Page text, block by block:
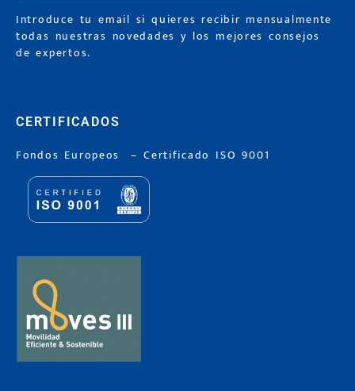
Introduce tu email si quieres recibir mensualmente
todas nuestras novedades y los mejores consejos
de expertos.
CERTIFICADOS
Fondos Europeos –Certificado ISO 9001